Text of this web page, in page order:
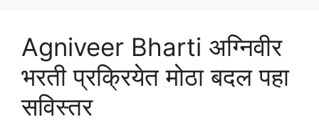
Agniveer Bharti अग्निवीर
भरती प्रक्रियेत मोठा बदल पहा
सविस्तर